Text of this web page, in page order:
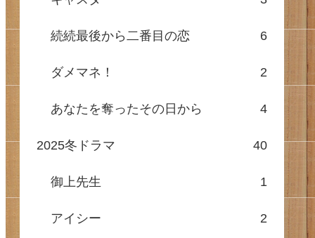
続続最後から二番目の恋 6
ダメマネ！ 2
あなたを奪ったその日から 4
2025冬ドラマ 40
御上先生 1
アイシー 2